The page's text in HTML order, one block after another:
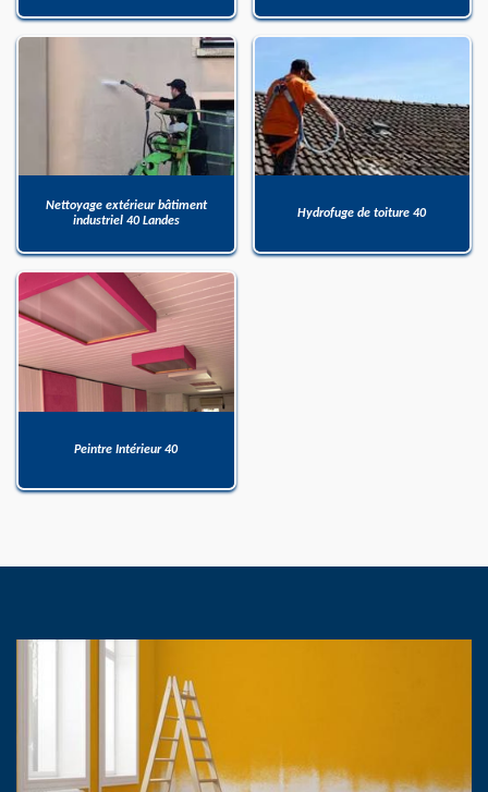
Nettoyage extérieur bâtiment
industriel 40 Landes
Hydrofuge de toiture 40
Peintre Intérieur 40